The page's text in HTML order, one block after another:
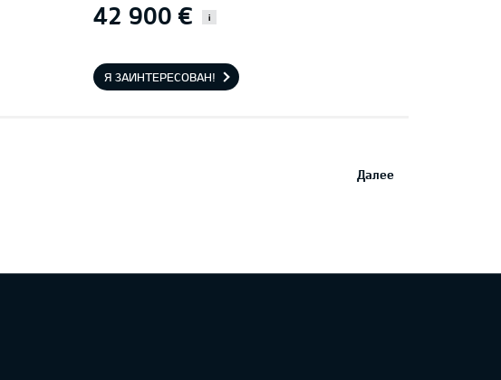
42 900 € i
Я ЗАИНТЕРЕСОВАН!
Далее